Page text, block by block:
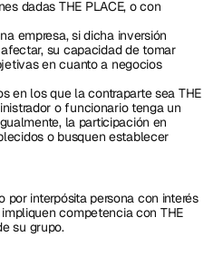
dadas THE PLACE, o con
empresa, si dicha inversión
su capacidad de tomar
en cuanto a negocios
en los que la contraparte sea THE
o funcionario tenga un
la participación en
o busquen establecer
por interpósita persona con interés
competencia con THE
su grupo.